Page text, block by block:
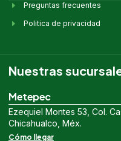
Preguntas frecuentes
Politica de privacidad
Nuestras
Metepec
Ezequiel Montes 53, Col.
Chicahualco, Méx.
Cómo llegar